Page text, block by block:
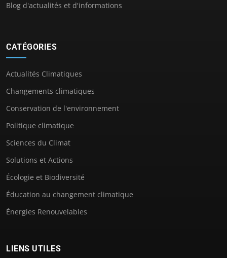
Blog d'actualités et d'informations
CATÉGORIES
Actualités Climatiques
Changements climatiques
Conservation de l'environnement
Politique climatique
Sciences du Climat
Solutions et Actions
Écologie et Biodiversité
Éducation au changement climatique
Énergies Renouvelables
LIENS UTILES